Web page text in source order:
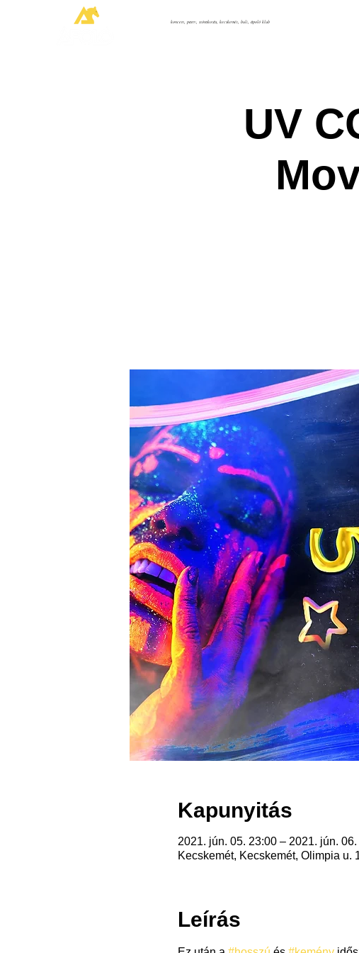
koncert, party, szórakozás, kecskemét, buli, ápoló klub
UV
Kapunyitás
2021. jún. 05. 23:00 – 2021. jún. 06.
Kecskemét, Kecskemét, Olimpia u.
Leírás